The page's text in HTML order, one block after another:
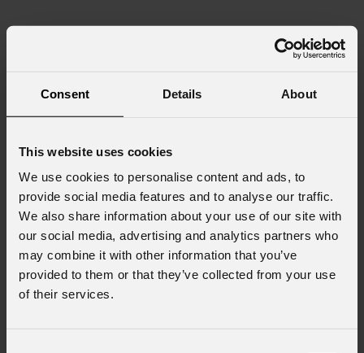
Consent Details About
This website uses cookies
We use cookies to personalise content and ads, to
provide social media features and to analyse our traffic.
We also share information about your use of our site with
our social media, advertising and analytics partners who
may combine it with other information that you’ve
provided to them or that they’ve collected from your use
of their services.